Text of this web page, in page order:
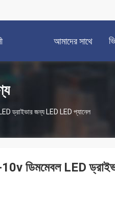
আমাদের সাথে
ড্রাইভার জন্য LED LED প্যানেল
ডিমমেবল LED